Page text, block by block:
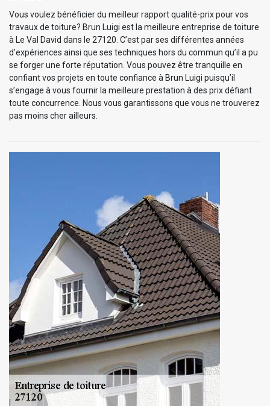
Vous voulez bénéficier du meilleur rapport qualité-prix pour vos
travaux de toiture? Brun Luigi est la meilleure entreprise de toiture
à Le Val David dans le 27120. C’est par ses différentes années
d’expériences ainsi que ses techniques hors du commun qu’il a pu
se forger une forte réputation. Vous pouvez être tranquille en
confiant vos projets en toute confiance à Brun Luigi puisqu’il
s’engage à vous fournir la meilleure prestation à des prix défiant
toute concurrence. Nous vous garantissons que vous ne trouverez
pas moins cher ailleurs.